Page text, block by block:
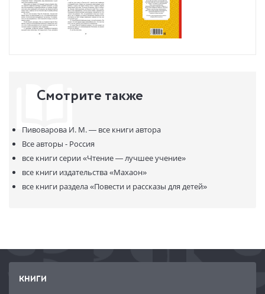
Смотрите также
Пивоварова И. М. — все книги автора
Все авторы - Россия
все книги серии«Чтение — лучшее учение»
все книги издательства«Махаон»
все книги раздела«Повести и рассказы для детей»
КНИГИ